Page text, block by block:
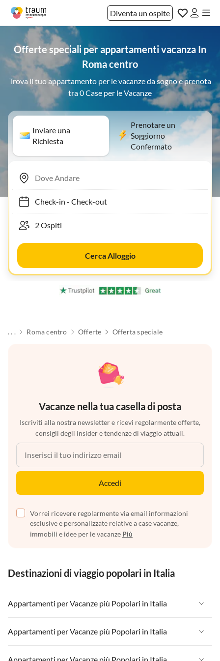
Diventa un ospite
Offerte speciali per appartamenti vacanza In
Roma centro
Trova il tuo appartamento per le vacanze da sogno e prenota
tra 0 Case per le Vacanze
Inviare una
Richiesta
Prenotare un
Soggiorno
Confermato
Check-in- Check-out
Cerca Alloggio
. . . Roma centro Offerte Offerta speciale
Vacanze nella tua casella di posta
Iscriviti alla nostra newsletter e ricevi regolarmente offerte,
consigli degli insider e tendenze di viaggio attuali.
Accedi
Vorrei ricevere regolarmente via email informazioni
esclusive e personalizzate relative a case vacanze,
immobili e idee per le vacanze Più
Destinazioni di viaggio popolari in Italia
Appartamenti per Vacanze più Popolari in Italia
Appartamenti per Vacanze in Italia
Appartamenti per Vacanze in Liguria
Appartamenti per Vacanze più Popolari in Italia
Appartamenti per Vacanze in Italia